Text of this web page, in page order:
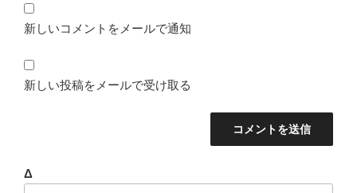
新しいコメントをメールで通知
新しい投稿をメールで受け取る
Δ